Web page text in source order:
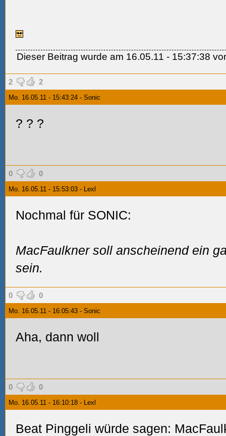
Dieser Beitrag wurde am 16.05.11 - 15:37:38
2 2
Mo. 16.05.11 - 15:43:24 - Sonic
? ? ?
0 0
Mo. 16.05.11 - 15:53:03 - Lexl
Nochmal für SONIC:
MacFaulkner soll anscheinend ein
sein.
0 0
Mo. 16.05.11 - 16:05:43 - Sonic
Aha, dann woll
0 0
Mo. 16.05.11 - 16:10:18 - Lexl
Beat Pinggeli würde sagen: